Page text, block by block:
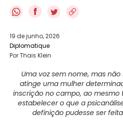
f
19 de junho, 2026
Diplomatique
Por Thais Klein
Uma voz sem nome, mas
atinge uma mulher
inscrição no campo, ao mesmo
estabelecer o que a
definição pudesse ser